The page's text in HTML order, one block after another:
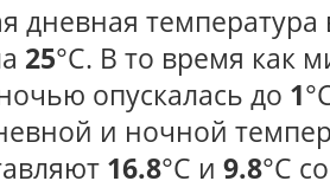
дневная температура
25°С. В то время как
опускалась до 1
и ночной
16.8°С и 9.8°С